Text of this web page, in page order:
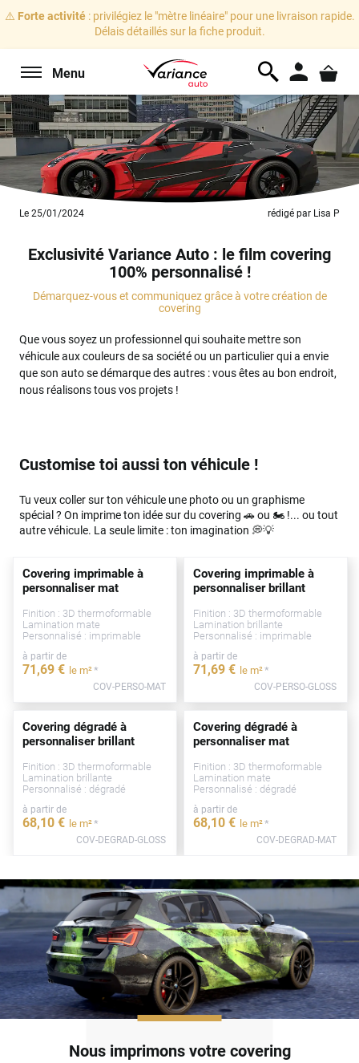
⚠️ Forte activité: privilégiez le "mètre linéaire" pour une livraison rapide.
Délais détaillés sur la fiche produit.
Menu
Le 25/01/2024 rédigé par Lisa P
Exclusivité Variance Auto : le film covering
100% personnalisé !
Démarquez-vous et communiquez grâce à votre création de
covering
Que vous soyez un professionnel qui souhaite mettre son
véhicule aux couleurs de sa société ou un particulier qui a envie
que son auto se démarque des autres : vous êtes au bon endroit,
nous réalisons tous vos projets !
Customise toi aussi ton véhicule !
Tu veux coller sur ton véhicule une photo ou un graphisme
spécial ? On imprime ton idée sur du covering 🚗 ou 🏍️ !... ou tout
autre véhicule. La seule limite : ton imagination 💭💡
Covering imprimable à
personnaliser mat
Finition : 3D thermoformable
Lamination mate
Personnalisé : imprimable
à partir de
71 ,69 € le m²*
COV-PERSO-MAT
Covering imprimable à
personnaliser brillant
Finition : 3D thermoformable
Lamination brillante
Personnalisé : imprimable
à partir de
71 ,69 € le m²*
COV-PERSO-GLOSS
Covering dégradé à
personnaliser brillant
Finition : 3D thermoformable
Lamination brillante
Personnalisé : dégradé
à partir de
68,10 € le m²*
COV-DEGRAD-GLOSS
Covering dégradé à
personnaliser mat
Finition : 3D thermoformable
Lamination mate
Personnalisé : dégradé
à partir de
68,10 € le m²*
COV-DEGRAD-MAT
Nous imprimons votre covering